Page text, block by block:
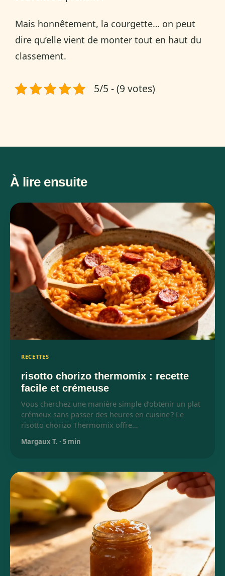
Mais honnêtement, la courgette… on peut
dire qu’elle vient de monter tout en haut du
classement.
5/5 - (9 votes)
À lire ensuite
RECETTES
risotto chorizo thermomix : recette
facile et crémeuse
Vous cherchez une manière simple d’obtenir un plat
crémeux sans passer des heures en cuisine ? Le
risotto chorizo Thermomix offre…
Margaux T. · 5 min